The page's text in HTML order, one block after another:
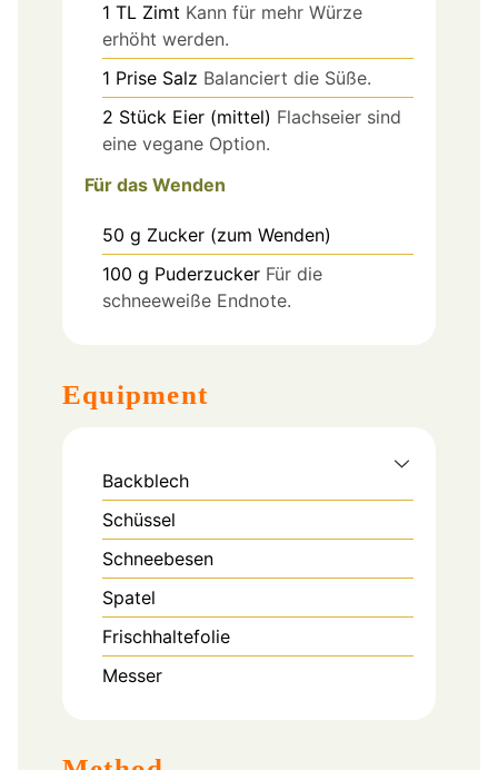
1 TL Zimt Kann für mehr Würze
erhöht werden.
1 Prise Salz Balanciert die Süße.
2 Stück Eier (mittel) Flachseier sind
eine vegane Option.
Für das Wenden
50 g Zucker (zum Wenden)
100 g Puderzucker Für die
schneeweiße Endnote.
Equipment
Backblech
Schüssel
Schneebesen
Spatel
Frischhaltefolie
Messer